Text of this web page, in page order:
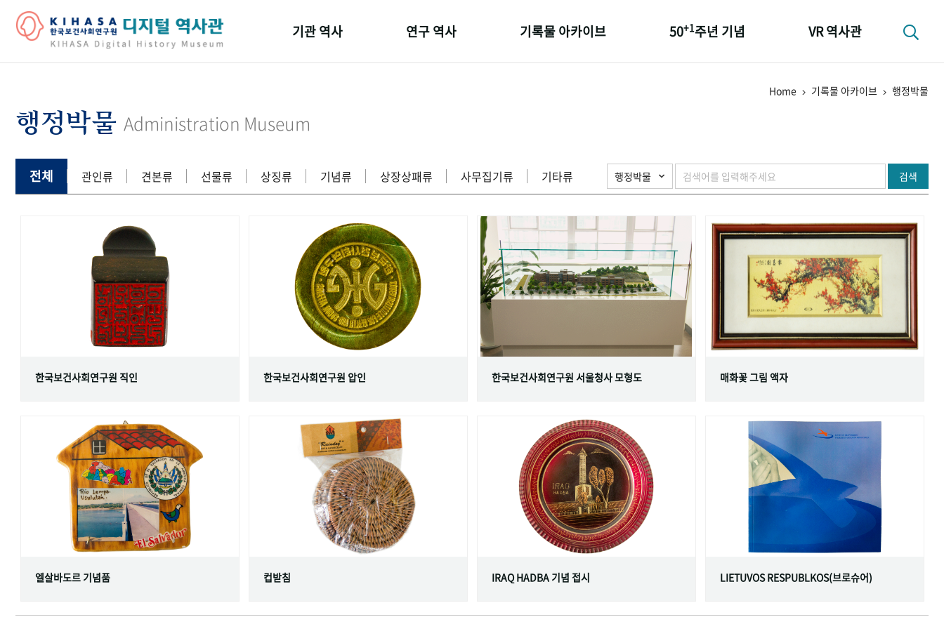
기관 역사
연구원 사람들
연구 역사
간행물 변천사
기록물 아카이브
영상 기록물
50+1주년 기념
세계와 함께 한 KIHASA
VR 역사관
Home 기록물 아카이브 행정박물
행정박물 Administration Museum
전체 관인류 견본류 선물류 상징류 기념류 상장상패류 사무집기류 기타류 검색
한국보건사회연구원 직인 한국보건사회연구원 압인 한국보건사회연구원 서울청사 모형도 매화꽃 그림 액자
엘살바도르 기념품 컵받침 IRAQ HADBA 기념 접시 LIETUVOS RESPUBLKOS(브로슈어)